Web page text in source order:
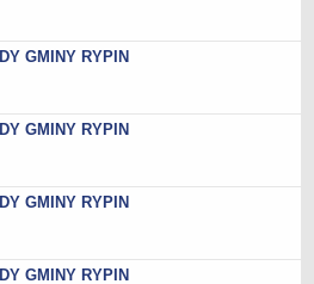
- warsztatowa
stanowiska urzędnicze
stanowiska urzędnicze
wymagania formalne w naborach na
urzędnicze
GMINY RYPIN
GMINY RYPIN
GMINY RYPIN
GMINY RYPIN